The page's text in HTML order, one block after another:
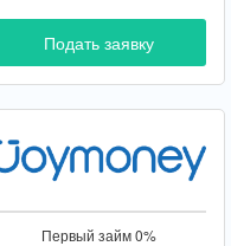
Подать заявку
Первый займ 0%